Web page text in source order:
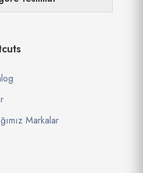
Markalar